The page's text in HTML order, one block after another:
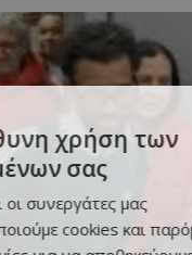
χρήση των
σας
οι συνεργάτες μας
cookies και